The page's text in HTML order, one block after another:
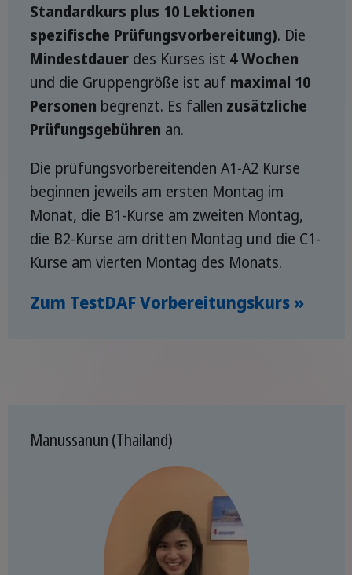
Standardkurs plus 10 Lektionen
spezifische Prüfungsvorbereitung). Die
Mindestdauer des Kurses ist 4 Wochen
und die Gruppengröße ist auf maximal 10
Personen begrenzt. Es fallen zusätzliche
Prüfungsgebühren an.
Die prüfungsvorbereitenden A1-A2 Kurse
beginnen jeweils am ersten Montag im
Monat, die B1-Kurse am zweiten Montag,
die B2-Kurse am dritten Montag und die C1-
Kurse am vierten Montag des Monats.
Zum TestDAF Vorbereitungskurs »
Manussanun (Thailand)